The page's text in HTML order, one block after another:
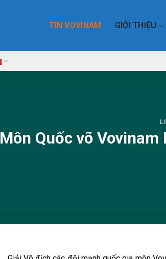
TIN VOVINAM GIỚI THIỆU
Môn Quốc võ